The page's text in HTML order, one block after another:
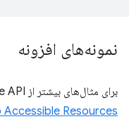
نمونه‌های افزونه
برای مثال‌های بیشتر از Runtime API، به
Accessible Resources